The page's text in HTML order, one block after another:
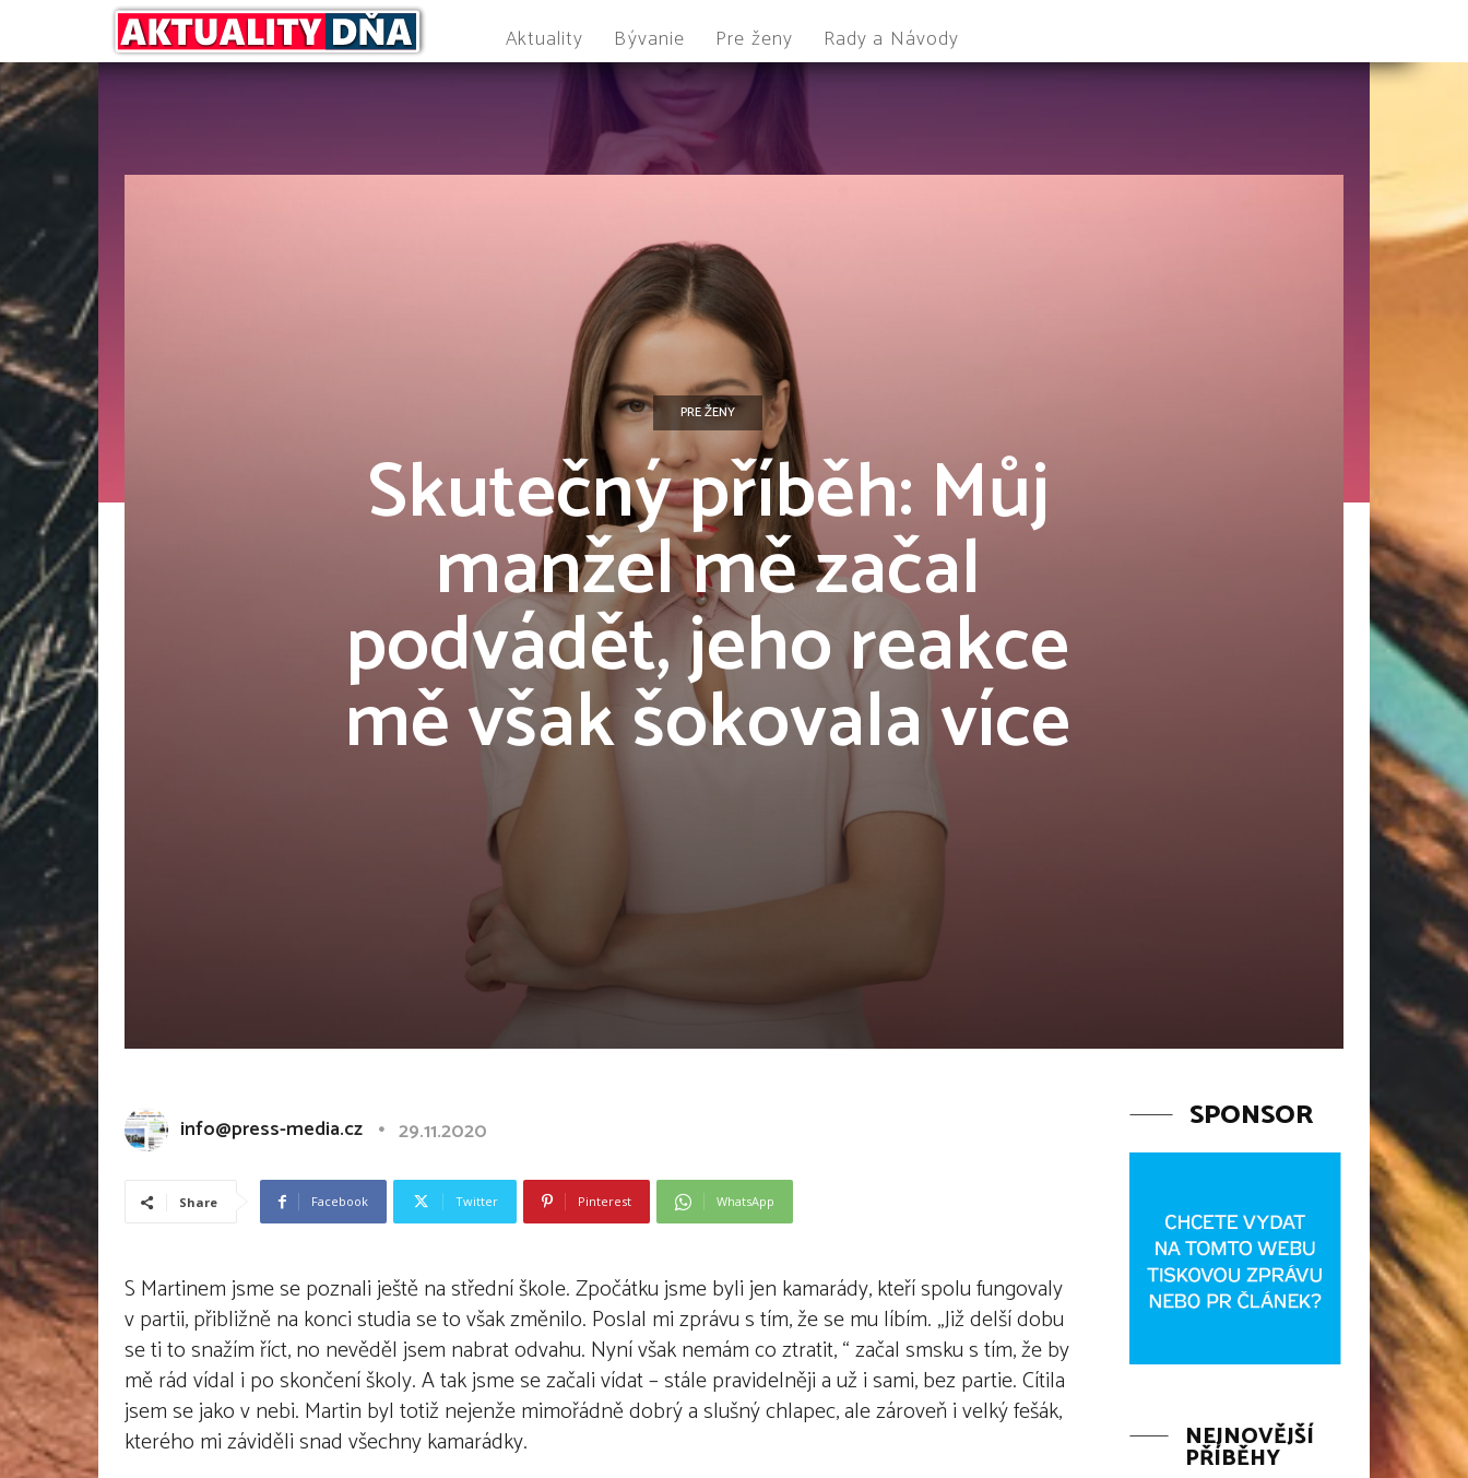
Aktuality Bývanie Pre ženy Rady a Návody
PRE ŽENY
Skutečný příběh: Můj
manžel mě začal
podvádět, jeho reakce
mě však šokovala více
info@press-media.cz 29.11.2020
Share Facebook Twitter Pinterest WhatsApp
S Martinem jsme se poznali ještě na střední škole. Zpočátku jsme byli jen kamarády, kteří spolu fungovaly
v partii, přibližně na konci studia se to však změnilo. Poslal mi zprávu s tím, že se mu líbím. „Již delší dobu
se ti to snažím říct, no nevěděl jsem nabrat odvahu. Nyní však nemám co ztratit, “ začal smsku s tím, že by
mě rád vídal i po skončení školy. A tak jsme se začali vídat – stále pravidelněji a už i sami, bez partie. Cítila
jsem se jako v nebi. Martin byl totiž nejenže mimořádně dobrý a slušný chlapec, ale zároveň i velký fešák,
kterého mi záviděli snad všechny kamarádky.
SPONSOR
NEJNOVĚJŠÍ
PŘÍBĚHY